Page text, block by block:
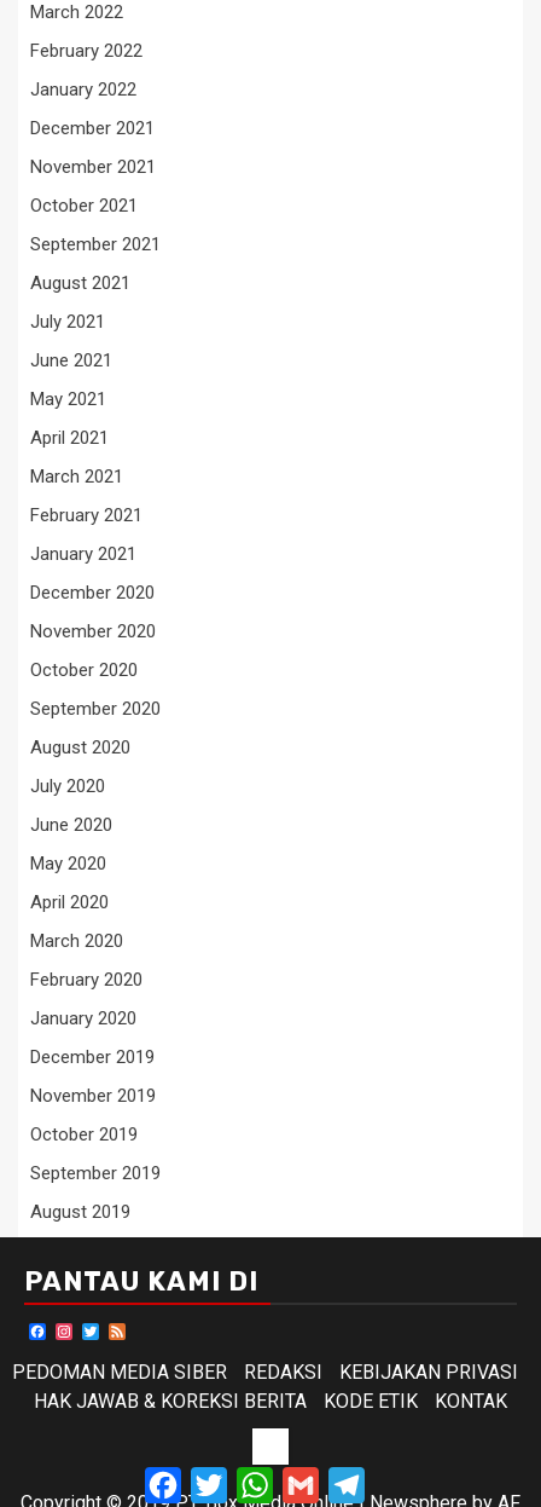
March 2022
February 2022
January 2022
December 2021
November 2021
October 2021
September 2021
August 2021
July 2021
June 2021
May 2021
April 2021
March 2021
February 2021
January 2021
December 2020
November 2020
October 2020
September 2020
August 2020
July 2020
June 2020
May 2020
April 2020
March 2020
February 2020
January 2020
December 2019
November 2019
October 2019
September 2019
August 2019
PANTAU KAMI DI
Facebook
Instagram
Twitter
PEDOMAN MEDIA SIBER
REDAKSI
KEBIJAKAN PRIVASI
HAK JAWAB & KOREKSI BERITA
KODE ETIK KONTAK
ETIK
Facebook
TwitterWhatsApp
Gmail